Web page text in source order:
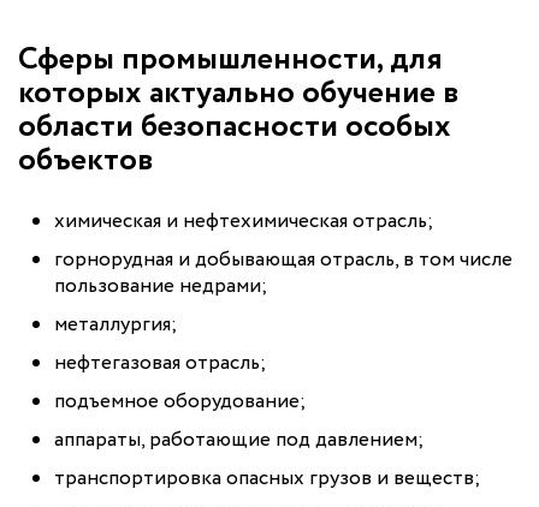
Сферы промышленности, для
которых актуально обучение в
области безопасности особых
объектов
химическая и нефтехимическая отрасль;
горнорудная и добывающая отрасль, в том числе
пользование недрами;
металлургия;
нефтегазовая отрасль;
подъемное оборудование;
аппараты, работающие под давлением;
транспортировка опасных грузов и веществ;